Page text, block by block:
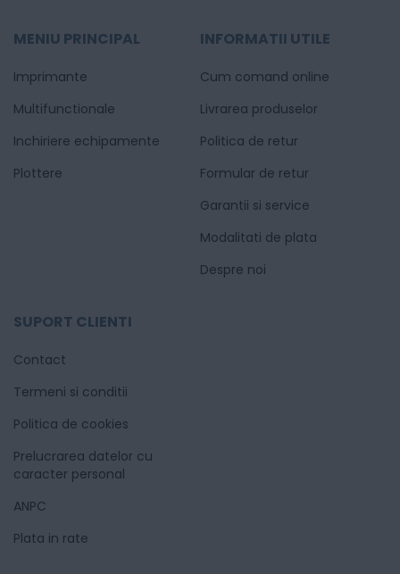
MENIU PRINCIPAL
Imprimante
Multifunctionale
Inchiriere echipamente
Plottere
INFORMATII UTILE
Cum comand online
Livrarea produselor
Politica de retur
Formular de retur
Garantii si service
Modalitati de plata
Despre noi
SUPORT CLIENTI
Contact
Termeni si conditii
Politica de cookies
Prelucrarea datelor cu
caracter personal
ANPC
Plata in rate